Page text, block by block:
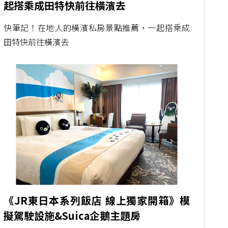
起搭乘成田特快前往橫濱去
快筆記！在地人的橫濱私房景點推薦，一起搭乘成
田特快前往橫濱去
《JR東日本系列飯店 線上獨家開箱》模
擬駕駛設施&Suica企鵝主題房